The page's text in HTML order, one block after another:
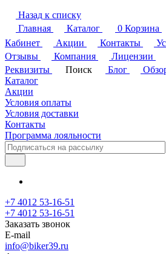
Назад к списку
Главная
Каталог 0 Корзина
Кабинет
Акции Контакты
Отзывы
Компания Лицензии
Реквизиты
Поиск Блог
Каталог
Акции
Условия оплаты
Условия доставки
Контакты
Программа лояльности
+7 4012 53-16-51
+7 4012 53-16-51
Заказать звонок
E-mail
info@biker39.ru